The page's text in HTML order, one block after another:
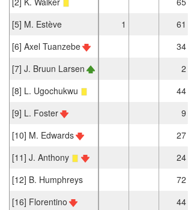
[5] M. Estève
1 61
[6] Axel Tuanzebe
34
[7] J. Bruun Larsen
2
[8] L. Ugochukwu
44
[9] L. Foster
9
[10] M. Edwards
27
[11] J. Anthony
24
[12] B. Humphreys
72
[16] Florentino
44